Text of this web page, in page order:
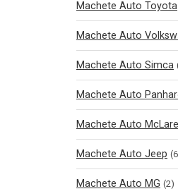
Machete Auto Toyota
Machete Auto
Machete Auto Simca
Machete Auto
Machete Auto
Machete Auto Jeep
Machete Auto MG (2)